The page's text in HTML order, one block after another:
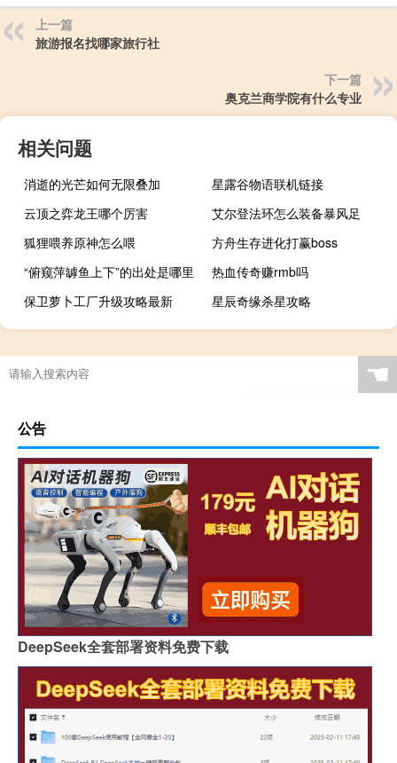
上一篇
旅游报名找哪家旅行社
下一篇
奥克兰商学院有什么专业
相关问题
消逝的光芒如何无限叠加
星露谷物语联机链接
云顶之弈龙王哪个厉害
艾尔登法环怎么装备暴风足
狐狸喂养原神怎么喂
方舟生存进化打赢boss
“俯窥萍罅鱼上下”的出处是哪里
热血传奇赚rmb吗
保卫萝卜工厂升级攻略最新
星辰奇缘杀星攻略
☚
公告
DeepSeek全套部署资料免费下载